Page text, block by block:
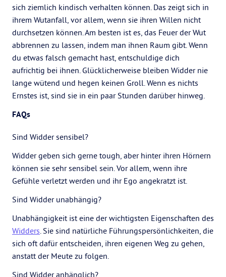
sich ziemlich kindisch verhalten können. Das zeigt sich in
ihrem Wutanfall, vor allem, wenn sie ihren Willen nicht
durchsetzen können. Am besten ist es, das Feuer der Wut
abbrennen zu lassen, indem man ihnen Raum gibt. Wenn
du etwas falsch gemacht hast, entschuldige dich
aufrichtig bei ihnen. Glücklicherweise bleiben Widder nie
lange wütend und hegen keinen Groll. Wenn es nichts
Ernstes ist, sind sie in ein paar Stunden darüber hinweg.
FAQs
Sind Widder sensibel?
Widder geben sich gerne tough, aber hinter ihren Hörnern
können sie sehr sensibel sein. Vor allem, wenn ihre
Gefühle verletzt werden und ihr Ego angekratzt ist.
Sind Widder unabhängig?
Unabhängigkeit ist eine der wichtigsten Eigenschaften des
Widders. Sie sind natürliche Führungspersönlichkeiten, die
sich oft dafür entscheiden, ihren eigenen Weg zu gehen,
anstatt der Meute zu folgen.
Sind Widder anhänglich?